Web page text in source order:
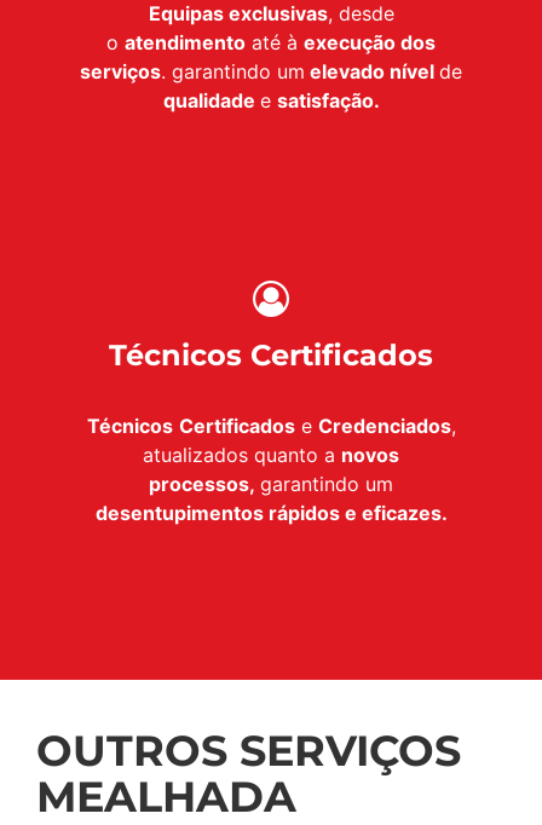
Equipas exclusivas, desde
o atendimento até à execução dos
serviços. garantindo um elevado nível de
qualidade e satisfação.
Técnicos Certificados
Técnicos Certificadose Credenciados,
atualizados quanto a novos
processos, garantindo um
desentupimentos rápidos e eficazes.
OUTROS SERVIÇOS
MEALHADA